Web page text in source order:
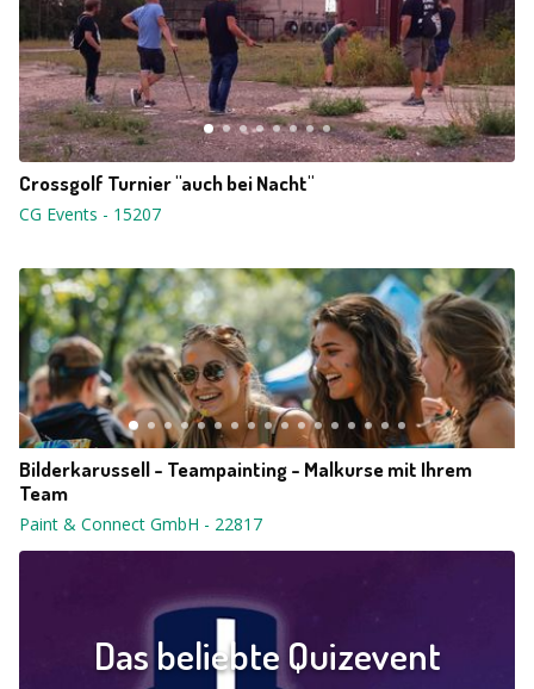
Crossgolf Turnier "auch bei Nacht"
CG Events - 15207
Bilderkarussell - Teampainting - Malkurse mit Ihrem
Team
Paint & Connect GmbH - 22817
Das beliebte Quizevent